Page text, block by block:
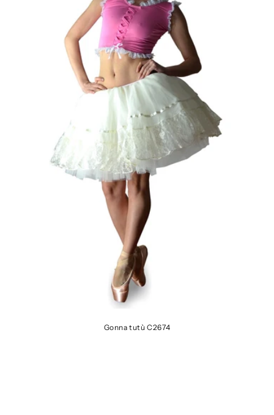
Gonna tutù C2674